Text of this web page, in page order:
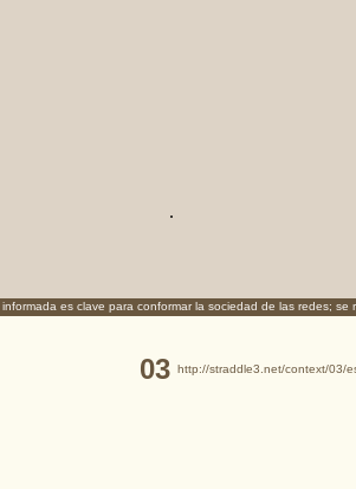
.
es clave para conformar la sociedad de las redes;
03 http://straddle3.net/context/03/